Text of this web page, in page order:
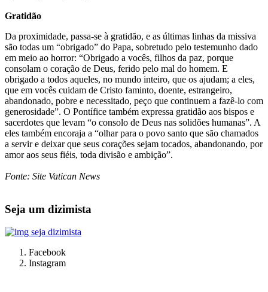
Gratidão
Da proximidade, passa-se à gratidão, e as últimas linhas da missiva
são todas um “obrigado” do Papa, sobretudo pelo testemunho dado
em meio ao horror: “Obrigado a vocês, filhos da paz, porque
consolam o coração de Deus, ferido pelo mal do homem. E
obrigado a todos aqueles, no mundo inteiro, que os ajudam; a eles,
que em vocês cuidam de Cristo faminto, doente, estrangeiro,
abandonado, pobre e necessitado, peço que continuem a fazê-lo com
generosidade”. O Pontífice também expressa gratidão aos bispos e
sacerdotes que levam “o consolo de Deus nas solidões humanas”. A
eles também encoraja a “olhar para o povo santo que são chamados
a servir e deixar que seus corações sejam tocados, abandonando, por
amor aos seus fiéis, toda divisão e ambição”.
Fonte: Site Vatican News
Seja um dizimista
Facebook
Instagram